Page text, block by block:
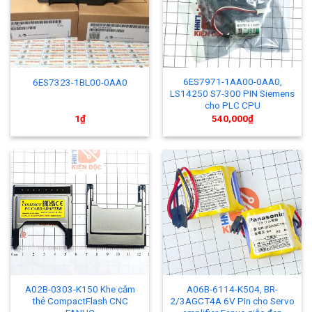
6ES7323-1BL00-0AA0
1₫
6ES7971-1AA00-0AA0,
LS14250 S7-300 PIN Siemens
cho PLC CPU
540,000₫
A02B-0303-K150 Khe cắm
thẻ CompactFlash CNC
A06B-6114-K504, BR-
2/3AGCT4A 6V Pin cho Servo